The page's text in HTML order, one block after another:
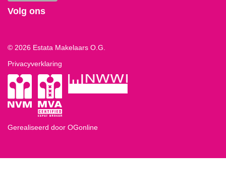
Volg ons
© 2026 Estata Makelaars O.G.
Privacyverklaring
Gerealiseerd door OGonline